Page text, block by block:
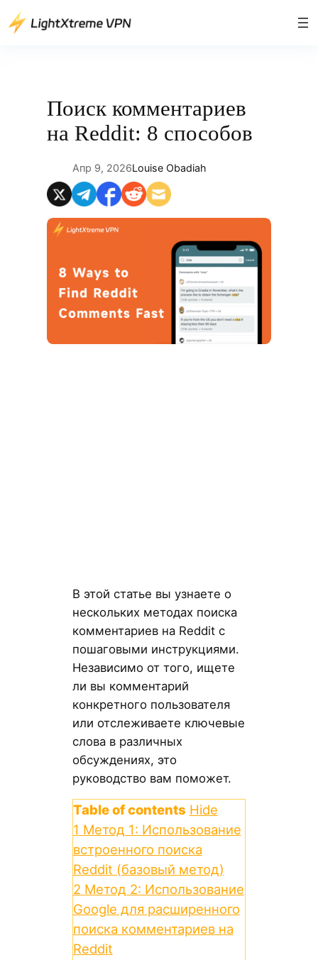
Перейти
Поиск комментариев
на Reddit: 8 способов
Апр 9, 2026Louise Obadiah
В этой статье вы узнаете о
нескольких методах поиска
комментариев на Reddit с
пошаговыми инструкциями.
Независимо от того, ищете
ли вы комментарий
конкретного пользователя
или отслеживаете ключевые
слова в различных
обсуждениях, это
руководство вам поможет.
Table of contents Hide
1 Метод 1: Использование
встроенного поиска
Reddit (базовый метод)
2 Метод 2: Использование
Google для расширенного
поиска комментариев на
Reddit